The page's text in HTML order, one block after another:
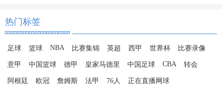
热门标签
足球 篮球 NBA 比赛集锦 英超 西甲 世界杯 比赛录像
意甲 中国篮球 德甲 皇家马德里 中国足球 CBA 转会
阿根廷 欧冠 詹姆斯 法甲 76人 正在直播网球